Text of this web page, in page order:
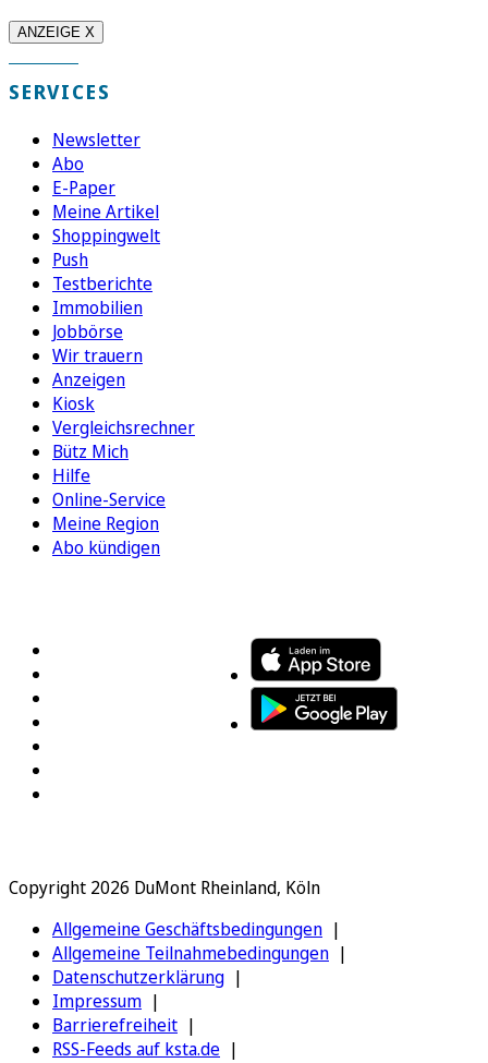
ANZEIGE X
SERVICES
Newsletter
Abo
E-Paper
Meine Artikel
Shoppingwelt
Push
Testberichte
Immobilien
Jobbörse
Wir trauern
Anzeigen
Kiosk
Vergleichsrechner
Bütz Mich
Hilfe
Online-Service
Meine Region
Abo kündigen
Copyright 2026 DuMont Rheinland, Köln
Allgemeine Geschäftsbedingungen
Allgemeine Teilnahmebedingungen
Datenschutzerklärung
Impressum
Barrierefreiheit
RSS-Feeds auf ksta.de